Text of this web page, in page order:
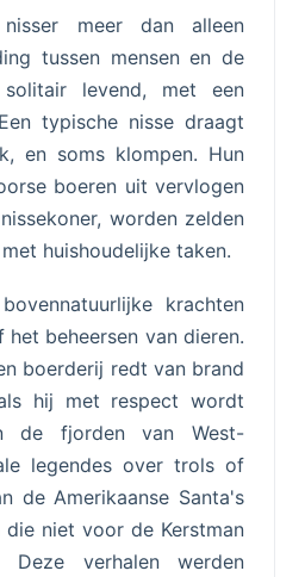
meer dan alleen
tussen mensen en de
levend, met een
typische nisse draagt
en soms klompen. Hun
boeren uit vervlogen
worden zelden
huishoudelijke taken.
krachten
beheersen van dieren.
boerderij redt van brand
hij met respect wordt
de fjorden van West-
legendes over trols of
de Amerikaanse Santa's
niet voor de Kerstman
verhalen werden